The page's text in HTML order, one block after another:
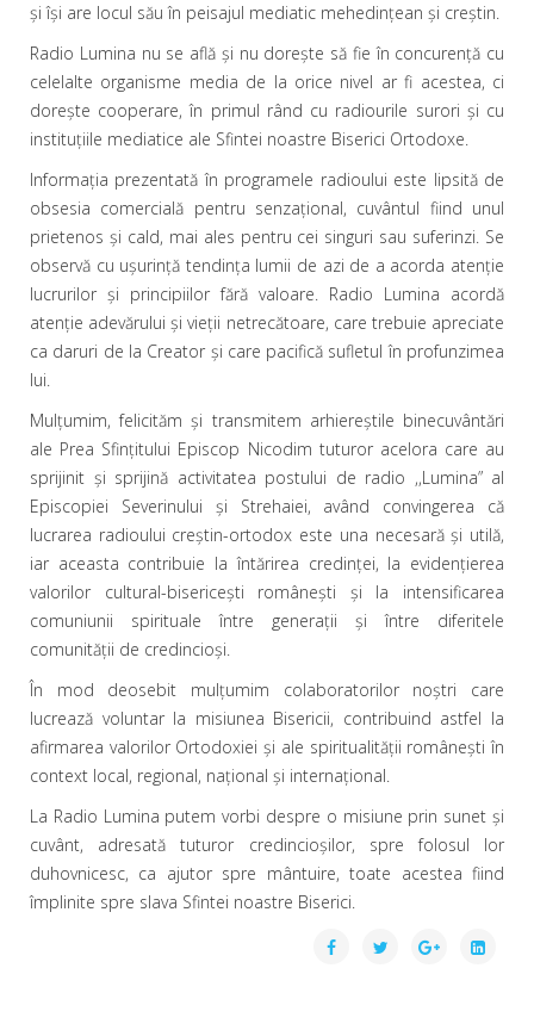
şi îşi are locul său în peisajul mediatic mehedinţean şi creştin.
Radio Lumina nu se află şi nu doreşte să fie în concurenţă cu
celelalte organisme media de la orice nivel ar fi acestea, ci
doreşte cooperare, în primul rând cu radiourile surori şi cu
instituţiile mediatice ale Sfintei noastre Biserici Ortodoxe.
Informaţia prezentată în programele radioului este lipsită de
obsesia comercială pentru senzaţional, cuvântul fiind unul
prietenos şi cald, mai ales pentru cei singuri sau suferinzi. Se
observă cu uşurinţă tendinţa lumii de azi de a acorda atenţie
lucrurilor şi principiilor fără valoare. Radio Lumina acordă
atenţie adevărului şi vieţii netrecătoare, care trebuie apreciate
ca daruri de la Creator şi care pacifică sufletul în profunzimea
lui.
Mulţumim, felicităm şi transmitem arhiereştile binecuvântări
ale Prea Sfinţitului Episcop Nicodim tuturor acelora care au
sprijinit şi sprijină activitatea postului de radio ,,Lumina” al
Episcopiei Severinului şi Strehaiei, având convingerea că
lucrarea radioului creştin-ortodox este una necesară şi utilă,
iar aceasta contribuie la întărirea credinţei, la evidenţierea
valorilor cultural-bisericeşti româneşti şi la intensificarea
comuniunii spirituale între generaţii şi între diferitele
comunităţii de credincioşi.
În mod deosebit mulţumim colaboratorilor noştri care
lucrează voluntar la misiunea Bisericii, contribuind astfel la
afirmarea valorilor Ortodoxiei şi ale spiritualităţii româneşti în
context local, regional, naţional şi internaţional.
La Radio Lumina putem vorbi despre o misiune prin sunet şi
cuvânt, adresată tuturor credincioşilor, spre folosul lor
duhovnicesc, ca ajutor spre mântuire, toate acestea fiind
împlinite spre slava Sfintei noastre Biserici.